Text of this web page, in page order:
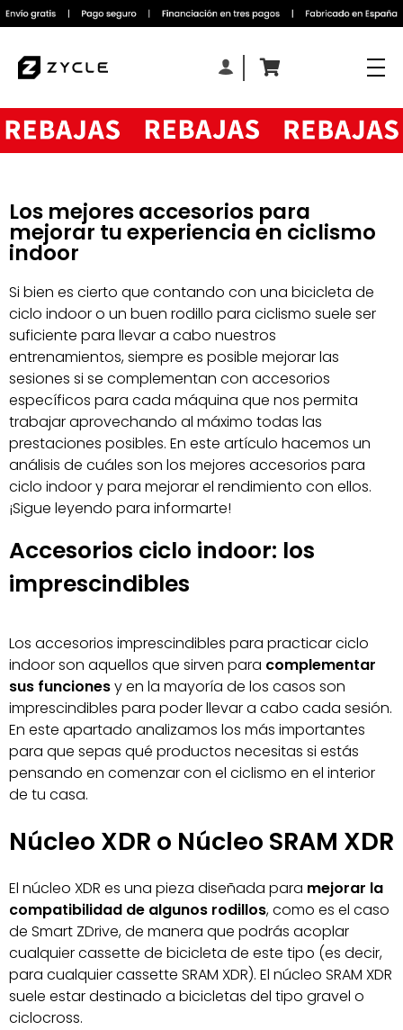
Los mejores accesorios para
mejorar tu experiencia en ciclismo
indoor
Si bien es cierto que contando con una bicicleta de
ciclo indoor o un buen rodillo para ciclismo suele ser
suficiente para llevar a cabo nuestros
entrenamientos, siempre es posible mejorar las
sesiones si se complementan con accesorios
específicos para cada máquina que nos permita
trabajar aprovechando al máximo todas las
prestaciones posibles. En este artículo hacemos un
análisis de cuáles son los mejores accesorios para
ciclo indoor y para mejorar el rendimiento con ellos.
¡Sigue leyendo para informarte!
Accesorios ciclo indoor: los
imprescindibles
Los accesorios imprescindibles para practicar ciclo
indoor son aquellos que sirven para complementar
sus funcionesy en la mayoría de los casos son
imprescindibles para poder llevar a cabo cada sesión.
En este apartado analizamos los más importantes
para que sepas qué productos necesitas si estás
pensando en comenzar con el ciclismo en el interior
de tu casa.
Núcleo XDR o Núcleo SRAM XDR
El núcleo XDR es una pieza diseñada para mejorar la
compatibilidad de algunos rodillos, como es el caso
de Smart ZDrive, de manera que podrás acoplar
cualquier cassette de bicicleta de este tipo (es decir,
para cualquier cassette SRAM XDR). El núcleo SRAM XDR
suele estar destinado a bicicletas del tipo gravel o
ciclocross.